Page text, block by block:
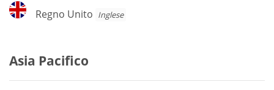
Regno
Unito
Regno Unito Inglese
Asia Pacifico